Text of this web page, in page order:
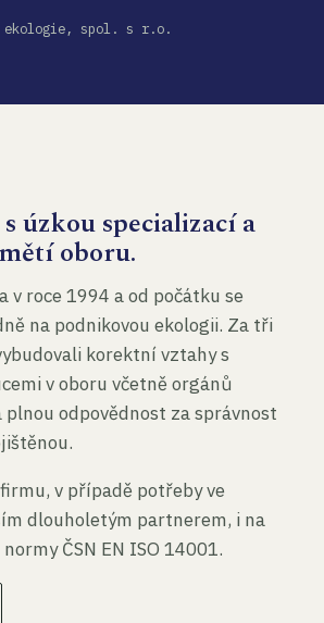
ekologie, spol. s r.o.
úzkou specializací a
oboru.
v roce 1994 a od počátku se
na podnikovou ekologii. Za tři
korektní vztahy s
v oboru včetně orgánů
plnou odpovědnost za správnost
v případě potřeby ve
dlouholetým partnerem, i na
ČSN EN ISO 14001.